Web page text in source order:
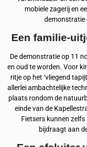
mobiele zagerij en
demonstratie
Een familie-
De demonstratie op 11
en oud te worden. Voor
ritje op het ‘vliegend
allerlei ambachtelijke
plaats rondom de
einde van de
Fietsers kunnen
bijdraagt aan